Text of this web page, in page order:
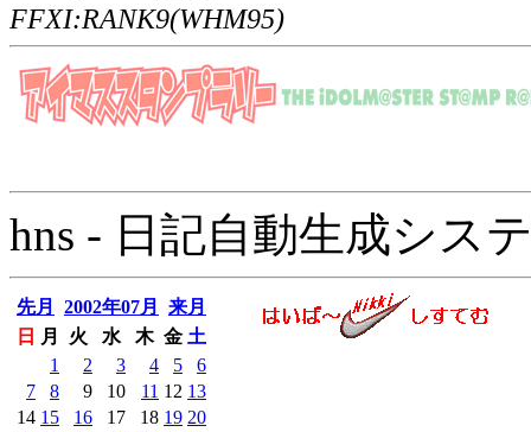
FFXI:RANK9(WHM95)
hns - 日記自動生成シス
先月 2002年07月
来月
日
月 火 水 木 金 土
1
2 3 4 5
6
7
8 9 10 11 12 13
14 15 16 17 18 19 20